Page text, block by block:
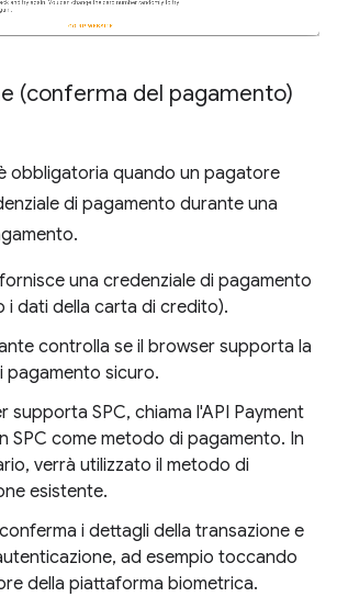
(conferma del pagamento)
obbligatoria quando un pagatore
di pagamento durante una
una credenziale di pagamento
i dati della carta di credito).
controlla se il browser supporta la
pagamento sicuro.
supporta SPC, chiama l'API Payment
SPC come metodo di pagamento. In
verrà utilizzato il metodo di
esistente.
i dettagli della transazione e
ad esempio toccando
della piattaforma biometrica.